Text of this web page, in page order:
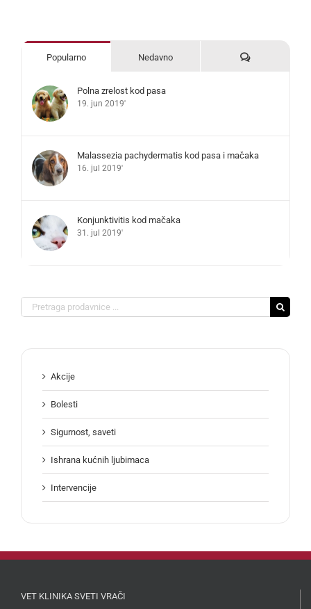
Popularno Nedavno Komentari
Polna zrelost kod pasa
19. jun 2019'
Malassezia pachydermatis kod pasa i mačaka
16. jul 2019'
Konjunktivitis kod mačaka
31. jul 2019'
Search
for:
Akcije
Bolesti
Sigurnost, saveti
Ishrana kućnih ljubimaca
Intervencije
VET KLINIKA SVETI VRAČI